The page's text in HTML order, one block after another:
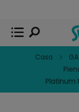
Casa
Platinum
APP